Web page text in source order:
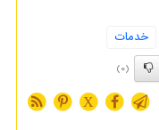
خدمات
(0)
X